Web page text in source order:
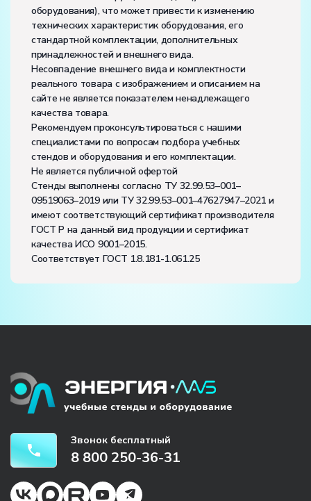
оборудования), что может привести к изменению
технических характеристик оборудования, его
стандартной комплектации, дополнительных
принадлежностей и внешнего вида.
Несовпадение внешнего вида и комплектности
реального товара с изображением и описанием на
сайте не является показателем ненадлежащего
качества товара.
Рекомендуем проконсультироваться с нашими
специалистами по вопросам подбора учебных
стендов и оборудования и его комплектации.
Не является публичной офертой
Стенды выполнены согласно ТУ 32.99.53–001–
09519063–2019 или ТУ 32.99.53–001–47627947–2021 и
имеют соответствующий сертификат производителя
ГОСТ Р на данный вид продукции и сертификат
качества ИСО 9001–2015.
Соответствует ГОСТ 1.8.181-1.061.25
Звонок бесплатный
8 800 250-36-31